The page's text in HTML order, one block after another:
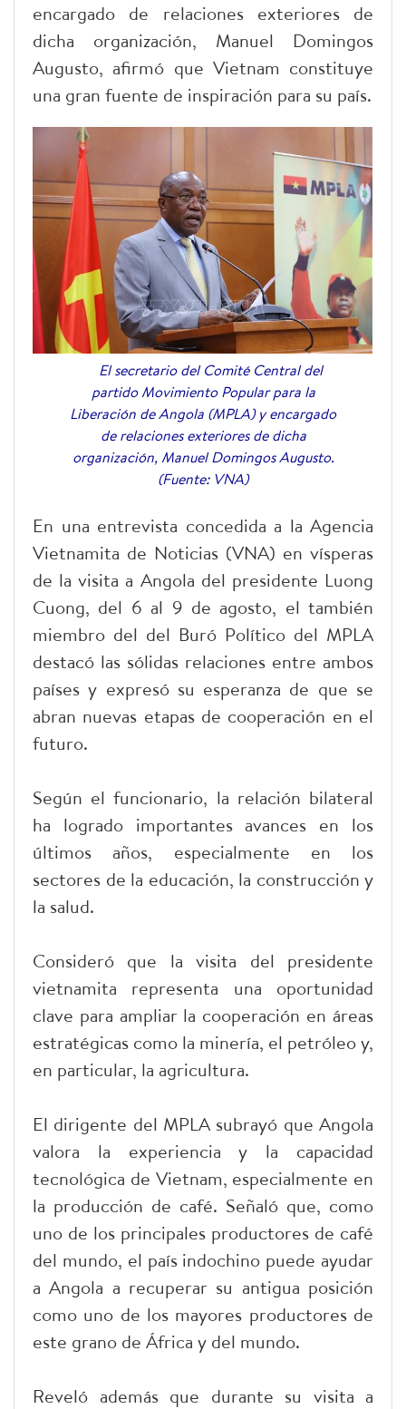
encargado de relaciones exteriores de
dicha organización, Manuel Domingos
Augusto, afirmó que Vietnam constituye
una gran fuente de inspiración para su país.
El secretario del Comité Central del
partido Movimiento Popular para la
Liberación de Angola (MPLA) y encargado
de relaciones exteriores de dicha
organización, Manuel Domingos Augusto.
(Fuente: VNA)
En una entrevista concedida a la Agencia
Vietnamita de Noticias (VNA) en vísperas
de la visita a Angola del presidente Luong
Cuong, del 6 al 9 de agosto, el también
miembro del del Buró Político del MPLA
destacó las sólidas relaciones entre ambos
países y expresó su esperanza de que se
abran nuevas etapas de cooperación en el
futuro.
Según el funcionario, la relación bilateral
ha logrado importantes avances en los
últimos años, especialmente en los
sectores de la educación, la construcción y
la salud.
Consideró que la visita del presidente
vietnamita representa una oportunidad
clave para ampliar la cooperación en áreas
estratégicas como la minería, el petróleo y,
en particular, la agricultura.
El dirigente del MPLA subrayó que Angola
valora la experiencia y la capacidad
tecnológica de Vietnam, especialmente en
la producción de café. Señaló que, como
uno de los principales productores de café
del mundo, el país indochino puede ayudar
a Angola a recuperar su antigua posición
como uno de los mayores productores de
este grano de África y del mundo.
Reveló además que durante su visita a